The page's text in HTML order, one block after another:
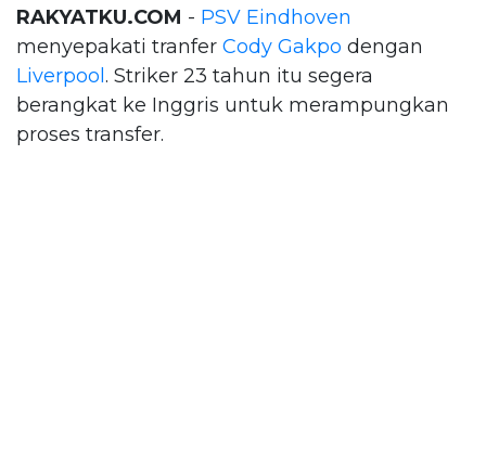
RAKYATKU.COM - PSV Eindhoven
menyepakati tranfer Cody Gakpo dengan
Liverpool . Striker 23 tahun itu segera
berangkat ke Inggris untuk merampungkan
proses transfer.